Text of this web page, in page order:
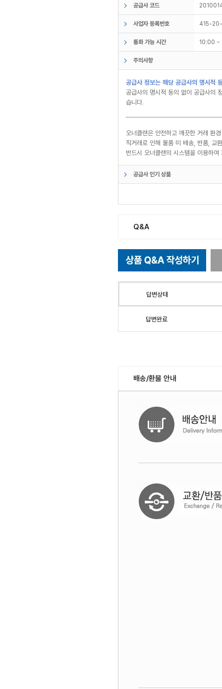
공급사 코드
사업자 등록번호 415-
통화 가능 시간 10:00
주의사항
공급사 정보는 해당 공급사의 명시적
공급사의 명시적 동의 없이 공급사의
습니다.
오너클랜은 안전하고 깨끗한 거래 환
직거래로 인해 물품 미 배송, 반품, 교
반드시 오너클랜의 시스템을 이용하
공급사 인기 상품
Q&A
답변상태
답변완료
배송/환불 안내